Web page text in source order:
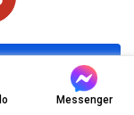
24/7 Messenger